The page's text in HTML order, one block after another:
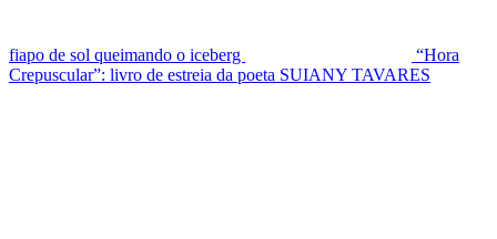
fiapo de sol queimando o iceberg
“Hora
Crepuscular”: livro de estreia da poeta SUIANY TAVARES